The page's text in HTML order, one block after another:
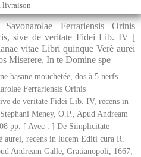
livraison
Ferrariensis Orinis
sive de veritate Fidei Lib. IV [
vitae Libri quinque Verè aurei
Miserere, In te Domine spe
basane mouchetée, dos à 5 nerfs
Ferrariensis Orinis
de veritate Fidei Lib. IV, recens in
Meney, O.P., Apud Andream
pp. [ Avec : ] De Simplicitate
aurei, recens in lucem Editi cura R.
Andream Galle, Gratianopoli, 1667,